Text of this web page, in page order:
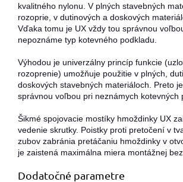
kvalitného nylonu. V plných stavebných
rozoprie, v dutinových a doskových
Vďaka tomu je UX vždy tou správnou
nepoznáme typ kotevného podkladu.
Výhodou je univerzálny princíp funkcie
rozoprenie) umožňuje použitie v plných,
doskových stavebných materiáloch. Preto
správnou voľbou pri neznámych kotevných
Šikmé spojovacie mostíky hmoždinky UX
vedenie skrutky. Poistky proti pretočení v
zubov zabránia pretáčaniu hmoždinky v
je zaistená maximálna miera montážnej
Dodatočné parametre